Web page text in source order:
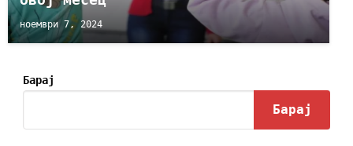
ноември 7, 2024
Барај
Барај